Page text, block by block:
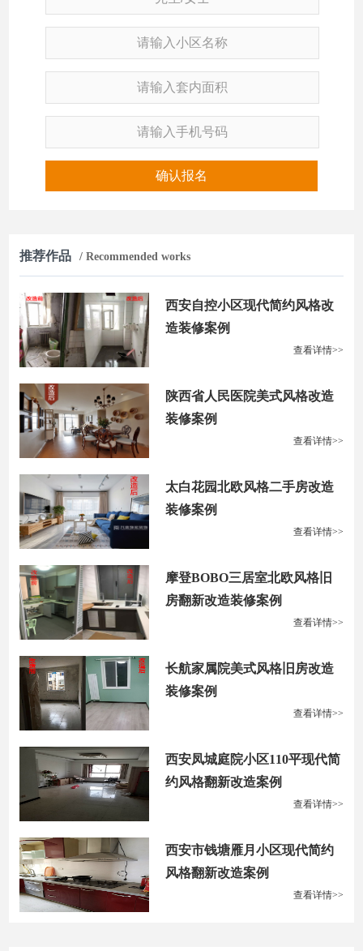
确认报名
推荐作品 / Recommended works
西安自控小区现代简约风格改
造装修案例
查看详情>>
陕西省人民医院美式风格改造
装修案例
查看详情>>
太白花园北欧风格二手房改造
装修案例
查看详情>>
摩登BOBO三居室北欧风格旧
房翻新改造装修案例
查看详情>>
长航家属院美式风格旧房改造
装修案例
查看详情>>
西安凤城庭院小区110平现代简
约风格翻新改造案例
查看详情>>
西安市钱塘雁月小区现代简约
风格翻新改造案例
查看详情>>